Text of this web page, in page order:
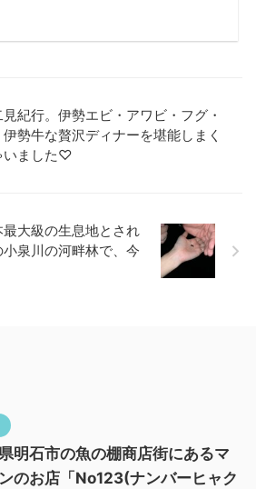
紀行。伊勢エビ・アワビ・フグ・
勢牛な贅沢ディナーを堪能しまく
いました♡
大級の生息地とされ
泉川の河畔林で、今
明石市の魚の棚商店街にあるマ
のお店「No123(ナンバーヒャク